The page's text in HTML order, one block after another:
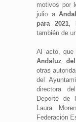
motivos por
julio a
para 2021,
también de
Al acto,
Andaluz
otras
del
directora
Deporte de
Laura
Federación